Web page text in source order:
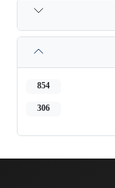
854
306